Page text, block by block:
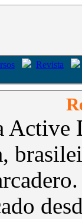
Revista
Active